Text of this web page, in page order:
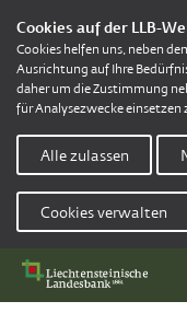
Cookies auf der LLB-
Cookies helfen uns, neben
Ausrichtung auf Ihre
daher um die Zustimmung
für Analysezwecke einsetzen
Alle zulassen
Cookies verwalten